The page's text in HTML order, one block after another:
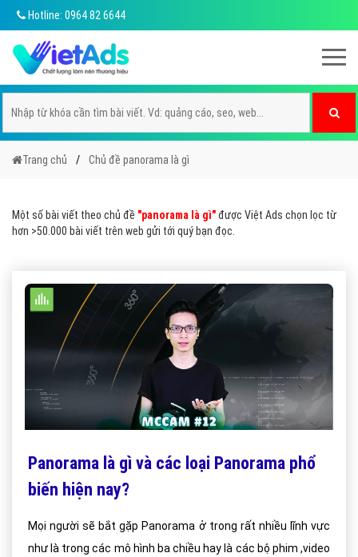
Hotline: 0964 82 6644
Trang chủ Chủ đề panorama là gì
Một số bài viết theo chủ đề "panorama là gì"được Việt Ads chọn lọc từ
hơn >50.000 bài viết trên web gửi tới quý bạn đọc.
Panorama là gì và các loại Panorama phổ
biến hiện nay?
Mọi người sẽ bắt gặp Panorama ở trong rất nhiều lĩnh vực
như là trong các mô hình ba chiều hay là các bộ phim ,video